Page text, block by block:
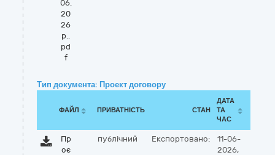
06.
20
26
р..
pd
f
Тип документа: Проект договору
ФАЙЛ ПРИВАТНІСТЬ СТАН
ДАТА
ТА
ЧАС
Пр
оє
публічний Експортовано:
11-06-
2026,